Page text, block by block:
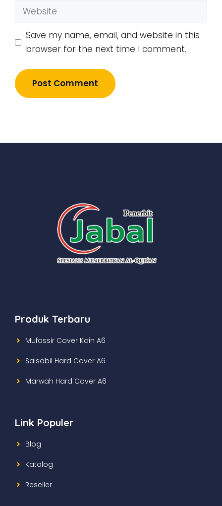
Website
Save my name, email, and website in this
browser for the next time I comment.
Produk Terbaru
Mufassir Cover Kain A6
Salsabil Hard Cover A6
Marwah Hard Cover A6
Link Populer
Blog
Katalog
Reseller